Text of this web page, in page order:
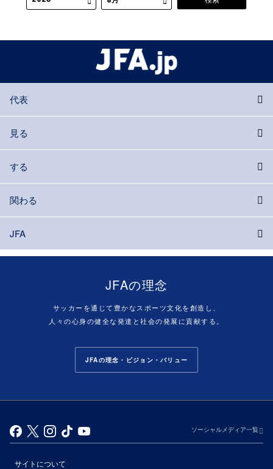
代表
見る
する
関わる
JFA
JFAの理念
サッカーを通じて豊かなスポーツ文化を創造し、
人々の心身の健全な発達と社会の発展に貢献する。
JFAの理念・ビジョン・バリュー
ソーシャルメディア一覧
サイトについて